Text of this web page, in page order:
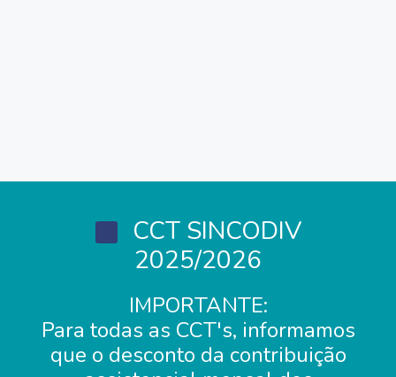
CCT SINCODIV
2025/2026
IMPORTANTE:
Para todas as CCT's, informamos
que o desconto da contribuição